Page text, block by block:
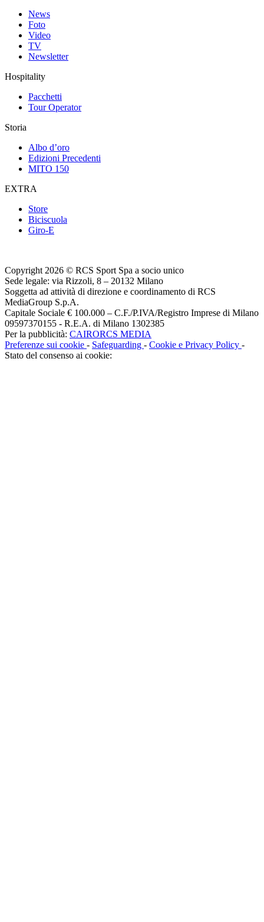
News
Foto
Video
TV
Newsletter
Hospitality
Pacchetti
Tour Operator
Storia
Albo d’oro
Edizioni Precedenti
MITO 150
EXTRA
Store
Biciscuola
Giro-E
Copyright 2026 © RCS Sport Spa a socio unico
Sede legale: via Rizzoli, 8 – 20132 Milano
Soggetta ad attività di direzione e coordinamento di RCS
MediaGroup S.p.A.
Capitale Sociale € 100.000 – C.F./P.IVA/Registro Imprese di Milano
09597370155 - R.E.A. di Milano 1302385
Per la pubblicità: CAIRORCS MEDIA
Preferenze sui cookie - Safeguarding - Cookie e Privacy Policy -
Stato del consenso ai cookie: